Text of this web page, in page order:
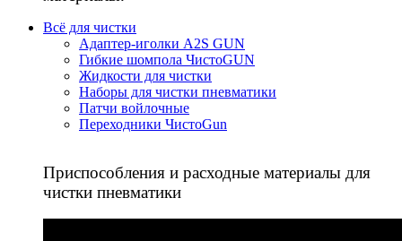
Всё для чистки
Адаптер-иголки A2S GUN
Гибкие шомпола ЧистоGUN
Жидкости для чистки
Наборы для чистки пневматики
Патчи войлочные
Переходники ЧистоGun
Приспособления и расходные материалы для
чистки пневматики